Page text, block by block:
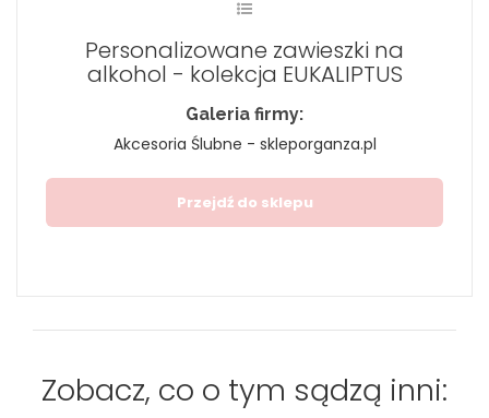
Personalizowane zawieszki na
alkohol - kolekcja EUKALIPTUS
Galeria firmy:
Akcesoria Ślubne - skleporganza.pl
Przejdź do sklepu
Zobacz, co o tym sądzą inni: